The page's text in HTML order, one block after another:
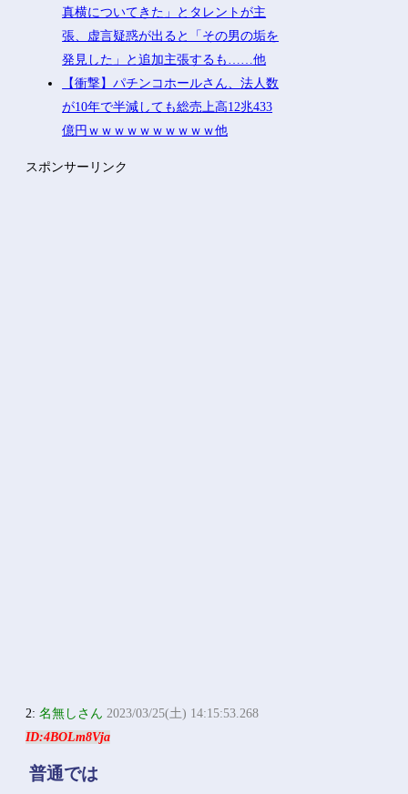
真横についてきた」とタレントが主
張、虚言疑惑が出ると「その男の垢を
発見した」と追加主張するも……他
【衝撃】パチンコホールさん、法人数
が10年で半減しても総売上高12兆433
億円ｗｗｗｗｗｗｗｗｗｗ他
スポンサーリンク
2:名無しさん 2023/03/25(土) 14:15:53.268
ID:4BOLm8Vja
普通では